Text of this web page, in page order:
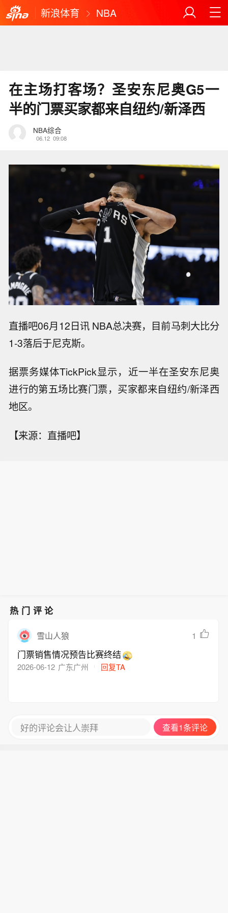
新浪体育 NBA
在主场打客场？圣安东尼奥G5一
半的门票买家都来自纽约/新泽西
NBA综合
06.12 09:08
直播吧06月12日讯 NBA总决赛，目前马刺大比分
1-3落后于尼克斯。
据票务媒体TickPick显示，近一半在圣安东尼奥
进行的第五场比赛门票，买家都来自纽约/新泽西
地区。
【来源：直播吧】
热门评论
雪山人狼 1
门票销售情况预告比赛终结
2026-06-12 广东广州 回复TA
好的评论会让人崇拜 查看1条评论